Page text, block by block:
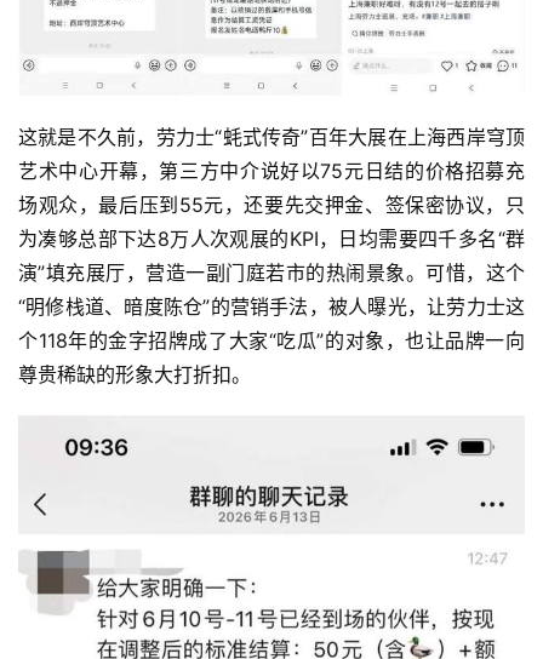
这就是不久前，劳力士“蚝式传奇”百年大展在上海西岸穹顶
艺术中心开幕，第三方中介说好以75元日结的价格招募充
场观众，最后压到55元，还要先交押金、签保密协议，只
为凑够总部下达8万人次观展的KPI，日均需要四千多名“群
演”填充展厅，营造一副门庭若市的热闹景象。可惜，这个
“明修栈道、暗度陈仓”的营销手法，被人曝光，让劳力士这
个118年的金字招牌成了大家“吃瓜”的对象，也让品牌一向
尊贵稀缺的形象大打折扣。